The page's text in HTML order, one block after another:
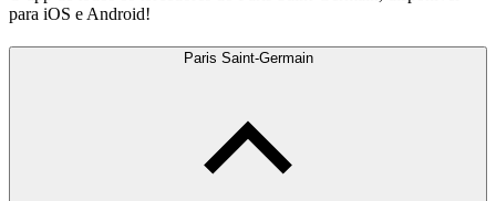
para iOS e Android!
Paris Saint-Germain